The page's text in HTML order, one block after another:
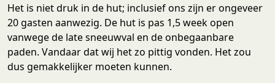
Het is niet druk in de hut; inclusief ons zijn er ongeveer
20 gasten aanwezig. De hut is pas 1,5 week open
vanwege de late sneeuwval en de onbegaanbare
paden. Vandaar dat wij het zo pittig vonden. Het zou
dus gemakkelijker moeten kunnen.